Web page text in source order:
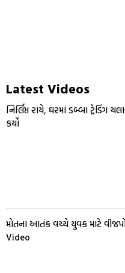
Latest Videos
નિર્લિપ્ત રાયે, ઘરમાં ડબ્બા ટ્રેડિંગ
કર્યો
મોતના આતંક વચ્ચે યુવક માટે
Video